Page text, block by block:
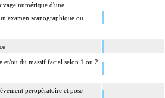
numérique d'une
examen scanographique ou
et/ou du massif facial selon 1 ou 2
peropératoire et pose